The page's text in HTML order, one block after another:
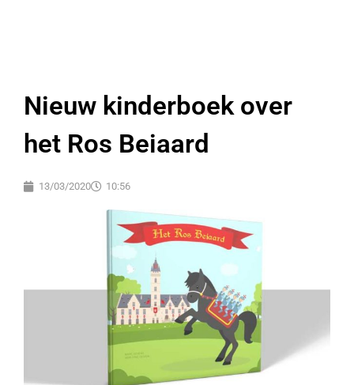
Nieuw kinderboek over
het Ros Beiaard
13/03/2020 10:56